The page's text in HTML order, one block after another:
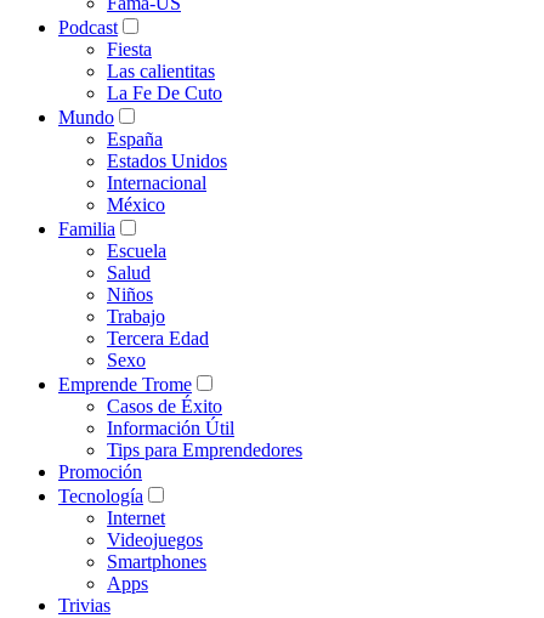
Podcast
Fiesta
Las calientitas
La Fe De Cuto
Mundo
España
Estados Unidos
Internacional
México
Familia
Escuela
Salud
Niños
Trabajo
Tercera Edad
Sexo
Emprende Trome
Casos de Éxito
Información Útil
Tips para Emprendedores
Promoción
Tecnología
Internet
Videojuegos
Smartphones
Apps
Trivias